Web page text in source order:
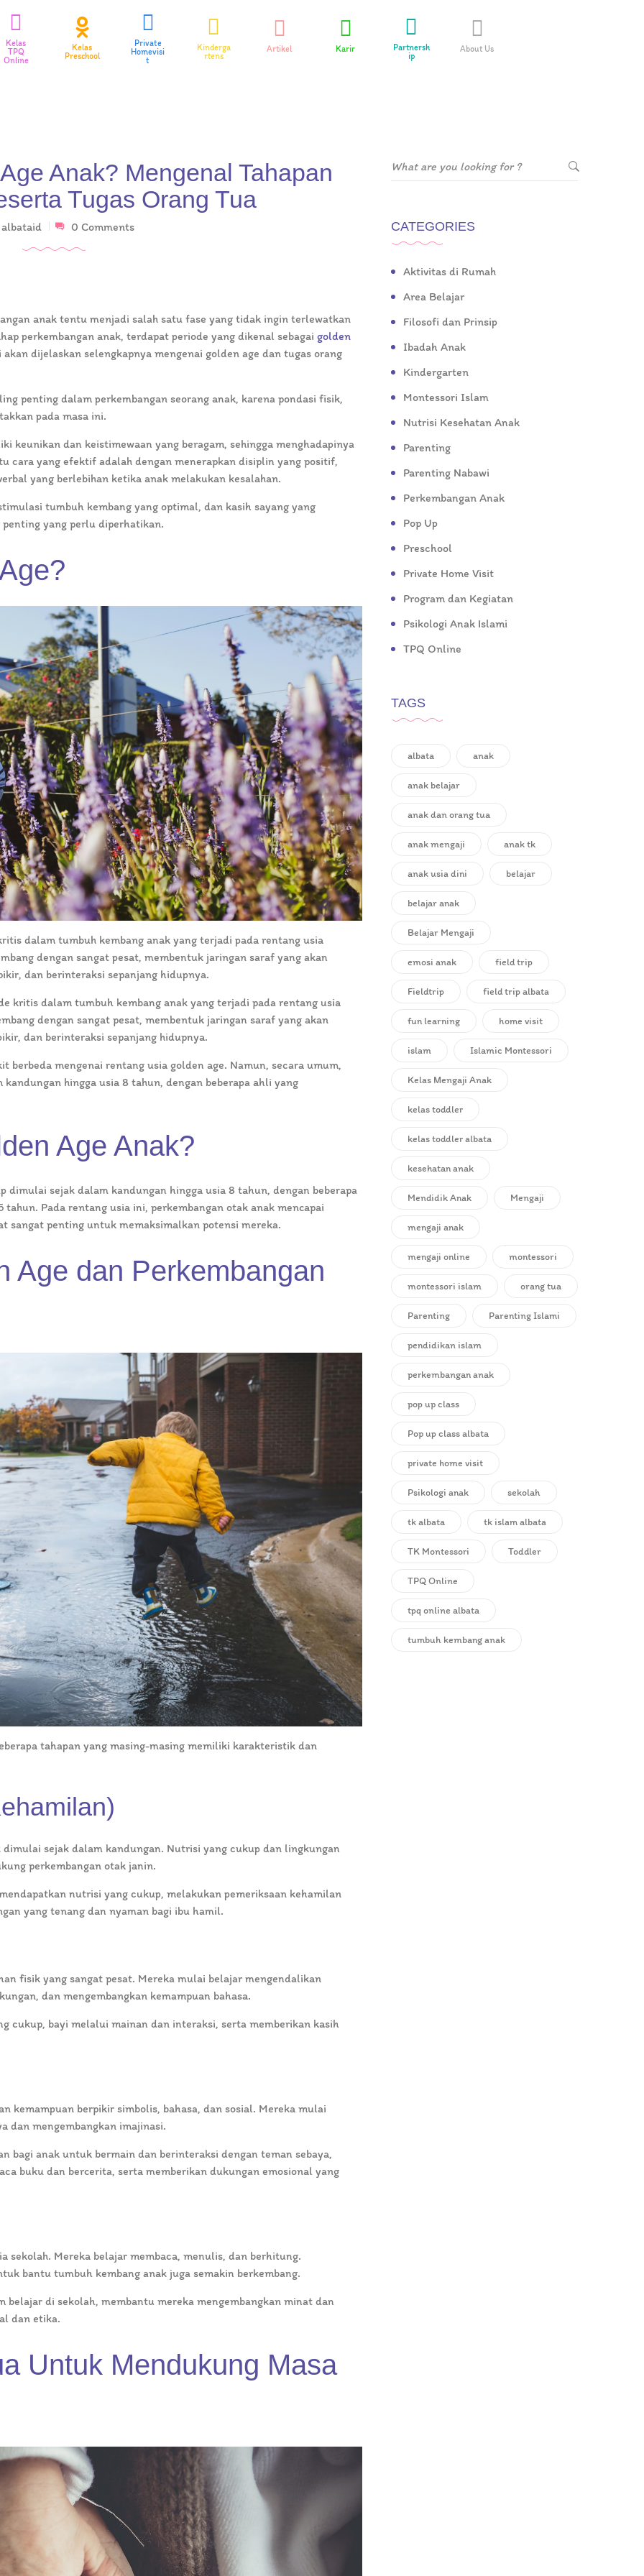
Kelas
TPQ
Online
Kelas
Preschool
Private
Homevisi
t
Kinderga
rtens
Artikel Karir
Partnersh
ip
About Us
Anak? Mengenal Tahapan
Tugas Orang Tua
albataid 0 Comments
anak tentu menjadi salah satu fase yang tidak ingin terlewatkan
perkembangan anak, terdapat periode yang dikenal sebagai golden
dijelaskan selengkapnya mengenai golden age dan tugas orang
penting dalam perkembangan seorang anak, karena pondasi fisik,
pada masa ini.
keunikan dan keistimewaan yang beragam, sehingga menghadapinya
cara yang efektif adalah dengan menerapkan disiplin yang positif,
yang berlebihan ketika anak melakukan kesalahan.
tumbuh kembang yang optimal, dan kasih sayang yang
yang perlu diperhatikan.
dalam tumbuh kembang anak yang terjadi pada rentang usia
dengan sangat pesat, membentuk jaringan saraf yang akan
dan berinteraksi sepanjang hidupnya.
kritis dalam tumbuh kembang anak yang terjadi pada rentang usia
dengan sangat pesat, membentuk jaringan saraf yang akan
dan berinteraksi sepanjang hidupnya.
berbeda mengenai rentang usia golden age. Namun, secara umum,
hingga usia 8 tahun, dengan beberapa ahli yang
Age Anak?
dimulai sejak dalam kandungan hingga usia 8 tahun, dengan beberapa
Pada rentang usia ini, perkembangan otak anak mencapai
sangat penting untuk memaksimalkan potensi mereka.
Age dan Perkembangan
tahapan yang masing-masing memiliki karakteristik dan
dimulai sejak dalam kandungan. Nutrisi yang cukup dan lingkungan
perkembangan otak janin.
nutrisi yang cukup, melakukan pemeriksaan kehamilan
yang tenang dan nyaman bagi ibu hamil.
fisik yang sangat pesat. Mereka mulai belajar mengendalikan
dan mengembangkan kemampuan bahasa.
cukup, bayi melalui mainan dan interaksi, serta memberikan kasih
kemampuan berpikir simbolis, bahasa, dan sosial. Mereka mulai
dan mengembangkan imajinasi.
bagi anak untuk bermain dan berinteraksi dengan teman sebaya,
buku dan bercerita, serta memberikan dukungan emosional yang
sekolah. Mereka belajar membaca, menulis, dan berhitung.
bantu tumbuh kembang anak juga semakin berkembang.
belajar di sekolah, membantu mereka mengembangkan minat dan
dan etika.
Untuk Mendukung Masa
CATEGORIES
Aktivitas di Rumah
Area Belajar
Filosofi dan Prinsip
Ibadah Anak
Kindergarten
Montessori Islam
Nutrisi Kesehatan Anak
Parenting
Parenting Nabawi
Perkembangan Anak
Pop Up
Preschool
Private Home Visit
Program dan Kegiatan
Psikologi Anak Islami
TPQ Online
TAGS
albata anak
anak belajar
anak dan orang tua
anak mengaji anak tk
anak usia dini belajar
belajar anak
Belajar Mengaji
emosi anak field trip
Fieldtrip field trip albata
fun learning home visit
islam Islamic Montessori
Kelas Mengaji Anak
kelas toddler
kelas toddler albata
kesehatan anak
Mendidik Anak Mengaji
mengaji anak
mengaji online montessori
montessori islam orang tua
Parenting Parenting Islami
pendidikan islam
perkembangan anak
pop up class
Pop up class albata
private home visit
Psikologi anak sekolah
tk albata tk islam albata
TK Montessori Toddler
TPQ Online
tpq online albata
tumbuh kembang anak